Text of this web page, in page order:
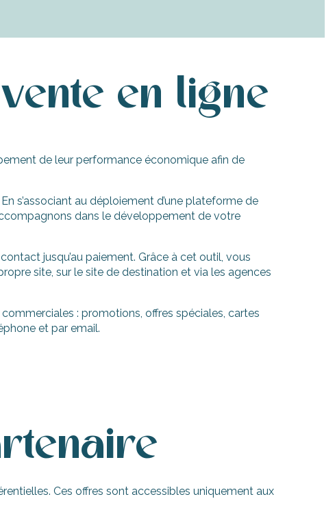
en ligne
de leur performance économique afin de
s’associant au déploiement d’une plateforme de
dans le développement de votre
jusqu’au paiement. Grâce à cet outil, vous
site, sur le site de destination et via les agences
: promotions, offres spéciales, cartes
et par email.
Ces offres sont accessibles uniquement aux